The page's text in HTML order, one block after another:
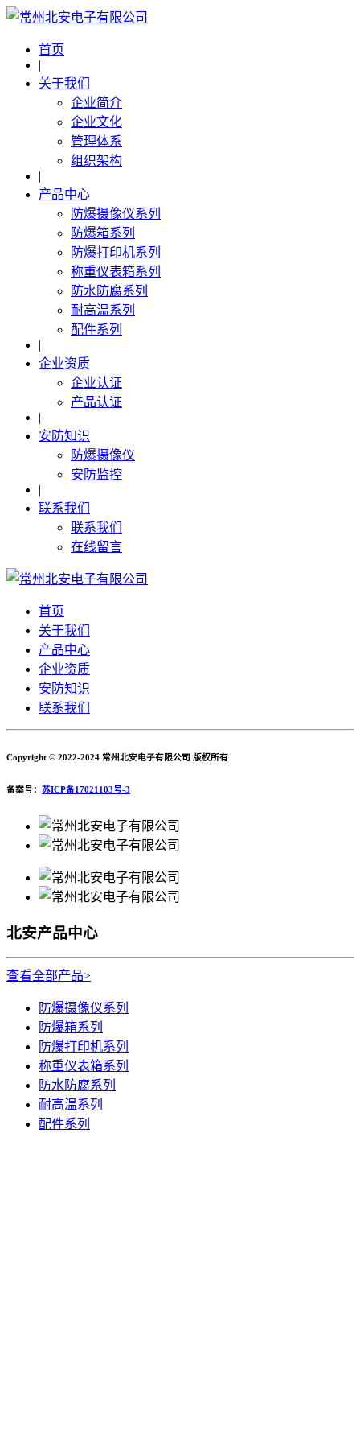
首页
|
关于我们
企业简介
企业文化
管理体系
组织架构
|
产品中心
防爆摄像仪系列
防爆箱系列
防爆打印机系列
称重仪表箱系列
防水防腐系列
耐高温系列
配件系列
|
企业资质
企业认证
产品认证
|
安防知识
防爆摄像仪
安防监控
|
联系我们
联系我们
在线留言
首页
关于我们
产品中心
企业资质
安防知识
联系我们
Copyright © 2022-2024 常州北安电子有限公司 版权所有
备案号： 苏ICP备17021103号-3
北安产品中心
查看全部产品>
防爆摄像仪系列
防爆箱系列
防爆打印机系列
称重仪表箱系列
防水防腐系列
耐高温系列
配件系列